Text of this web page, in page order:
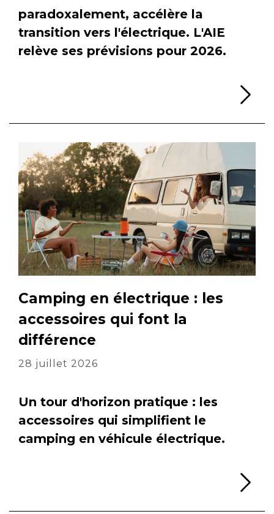
paradoxalement, accélère la
transition vers l'électrique. L'AIE
relève ses prévisions pour 2026.
Camping en électrique : les
accessoires qui font la
différence
28 juillet 2026
Un tour d'horizon pratique : les
accessoires qui simplifient le
camping en véhicule électrique.